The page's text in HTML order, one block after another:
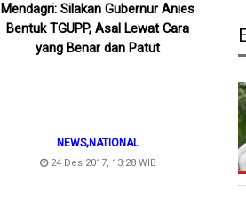
Mendagri: Silakan Gubernur Anies
Bentuk TGUPP, Asal Lewat Cara
yang Benar dan Patut
NEWS,NATIONAL
24 Des 2017, 13:28 WIB